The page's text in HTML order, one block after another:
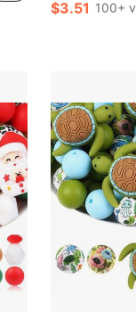
$3.51 100+